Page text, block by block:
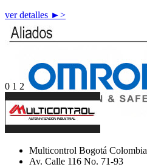
ver detalles ►>
0 1 2
Multicontrol Bogotá Colombia
Av. Calle 116 No. 71-93